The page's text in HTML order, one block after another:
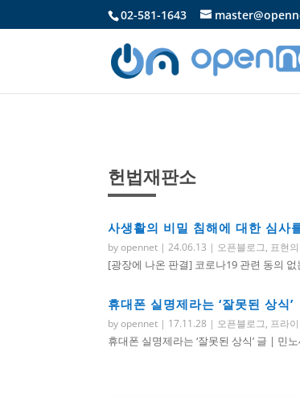
02-581-1643
헌법재판소
사생활의 비밀 침해에 대한 심사
byopennet |24.06.13 | 오픈블로그, 표현
[광장에 나온 판결] 코로나19 관련 동의
휴대폰 실명제라는 ‘잘못된 상식’
byopennet | 17.11.28 | 오픈블로그, 프라
휴대폰 실명제라는 ‘잘못된 상식’ 글 |